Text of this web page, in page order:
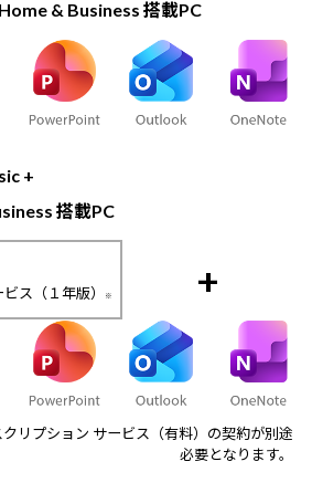
& Business 搭載PC
+
搭載PC
ス（１年版）
※ +
リプション サービス（有料）の契約が別途
必要となります。